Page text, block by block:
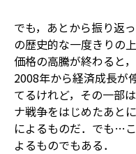
でも，あとから振り返
の歴史的な一度きりの
価格の高騰が終わると
2008年から経済成長が
てるけれど，その一部
ナ戦争をはじめたあと
によるものだ．でも…
よるものでもある．